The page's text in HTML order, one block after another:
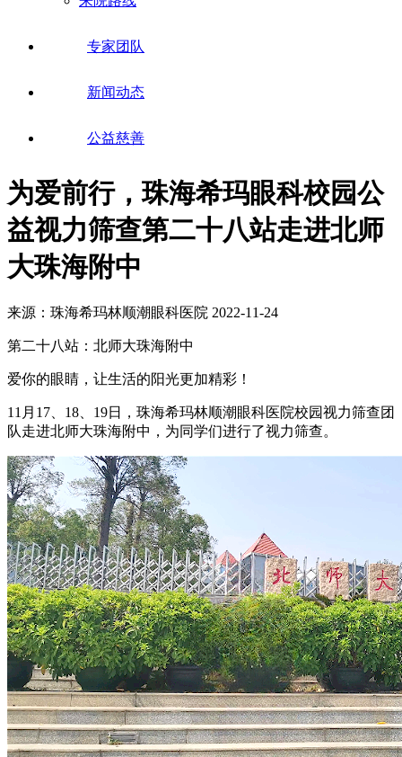
专家团队
新闻动态
公益慈善
为爱前行，珠海希玛眼科校园公
益视力筛查第二十八站走进北师
大珠海附中
来源：珠海希玛林顺潮眼科医院 2022-11-24
第二十八站：北师大珠海附中
爱你的眼睛，让生活的阳光更加精彩！
11月17、18、19日，珠海希玛林顺潮眼科医院校园视力筛查团
队走进北师大珠海附中，为同学们进行了视力筛查。